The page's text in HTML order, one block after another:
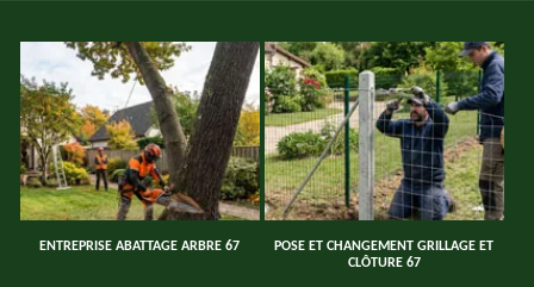
ENTREPRISE ABATTAGE ARBRE 67
POSE ET CHANGEMENT GRILLAGE ET
CLÔTURE 67